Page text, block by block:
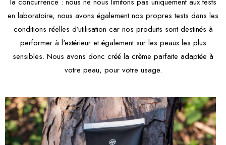
en laboratoire, nous avons également nos propres tests dans les
conditions réelles d’utilisation car nos produits sont destinés à
performer à l'extérieur et également sur les peaux les plus
sensibles. Nous avons donc créé la crème parfaite adaptée à
votre peau, pour votre usage.